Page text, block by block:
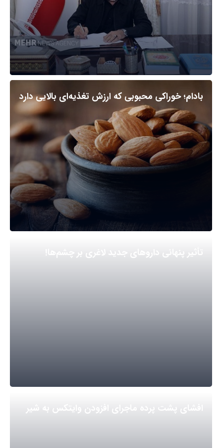
بادام؛ خوراکی محبوبی که ارزش تغذیه‌ای بالایی دارد
تأثیر پنهانی داروهای جدید لاغری بر چشم‌ها!
افشای پشت پرده ماجرای افزودن وایتکس به شیر